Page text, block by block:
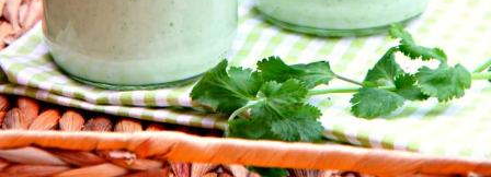
Články
TV Program
Škola vaření